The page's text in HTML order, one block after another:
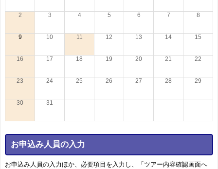
2 3 4 5 6 7 8
9 10 11 12 13 14 15
16 17 18 19 20 21 22
23 24 25 26 27 28 29
30 31
お申込み人員の入力
お申込み人員の入力ほか、必要項目を入力し、「ツアー内容確認画面へ